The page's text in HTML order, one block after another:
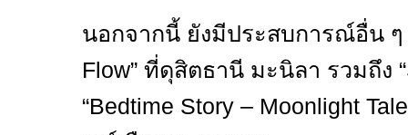
นอกจากนี้ ยังมีประสบการณ์อื่น ๆ
Flow” ที่ดุสิตธานี มะนิลา รวมถึง “
“Bedtime Story – Moonlight